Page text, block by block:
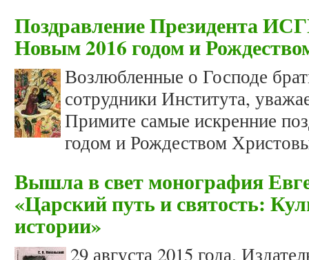
Поздравление Президента
Новым 2016 годом и
Возлюбленные о Господе
сотрудники Института,
Примите самые искренние
годом и Рождеством
Вышла в свет монография
«Царский путь и святость:
истории»
29 августа 2015 года.